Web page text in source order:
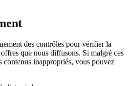
des contrôles pour vérifier la
que nous diffusons. Si malgré ces
contenus inappropriés, vous pouvez